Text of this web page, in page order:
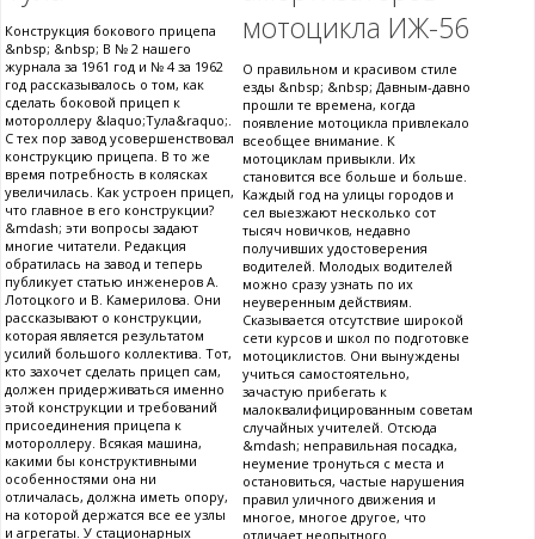
Конструкция бокового прицепа
&nbsp; &nbsp; В № 2 нашего
журнала за 1961 год и № 4 за 1962
год рассказывалось о том, как
сделать боковой прицеп к
мотороллеру &laquo;Тула&raquo;.
С тех пор завод усовершенствовал
конструкцию прицепа. В то же
время потребность в колясках
увеличилась. Как устроен прицеп,
что главное в его конструкции?
&mdash; эти вопросы задают
многие читатели. Редакция
обратилась на завод и теперь
публикует статью инженеров А.
Лотоцкого и В. Камерилова. Они
рассказывают о конструкции,
которая является результатом
усилий большого коллектива. Тот,
кто захочет сделать прицеп сам,
должен придерживаться именно
этой конструкции и требований
присоединения прицепа к
мотороллеру. Всякая машина,
какими бы конструктивными
особенностями она ни
отличалась, должна иметь опору,
на которой держатся все ее узлы
и агрегаты. У стационарных
мотоцикла ИЖ-56
О правильном и красивом стиле
езды &nbsp; &nbsp; Давным-давно
прошли те времена, когда
появление мотоцикла привлекало
всеобщее внимание. К
мотоциклам привыкли. Их
становится все больше и больше.
Каждый год на улицы городов и
сел выезжают несколько сот
тысяч новичков, недавно
получивших удостоверения
водителей. Молодых водителей
можно сразу узнать по их
неуверенным действиям.
Сказывается отсутствие широкой
сети курсов и школ по подготовке
мотоциклистов. Они вынуждены
учиться самостоятельно,
зачастую прибегать к
малоквалифицированным советам
случайных учителей. Отсюда
&mdash; неправильная посадка,
неумение тронуться с места и
остановиться, частые нарушения
правил уличного движения и
многое, многое другое, что
отличает неопытного